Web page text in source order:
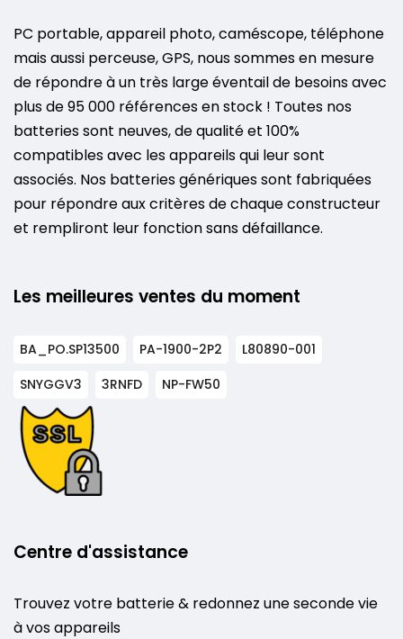
PC portable, appareil photo, caméscope, téléphone
mais aussi perceuse, GPS, nous sommes en mesure
de répondre à un très large éventail de besoins avec
plus de 95 000 références en stock ! Toutes nos
batteries sont neuves, de qualité et 100%
compatibles avec les appareils qui leur sont
associés. Nos batteries génériques sont fabriquées
pour répondre aux critères de chaque constructeur
et rempliront leur fonction sans défaillance.
Les meilleures ventes du moment
BA_PO.SP13500 PA-1900-2P2
L80890-001
SNYGGV3
3RNFD NP-FW50
Centre d'assistance
Trouvez votre batterie & redonnez une seconde vie
à vos appareils